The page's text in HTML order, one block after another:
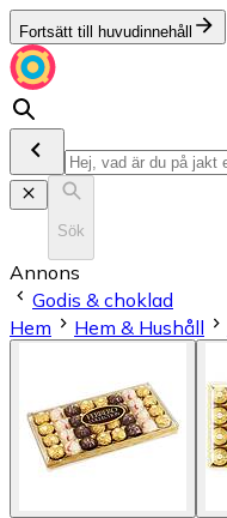
Fortsätt till huvudinnehåll
Sök
Annons
Godis & choklad
Hem
Hem & Hushåll